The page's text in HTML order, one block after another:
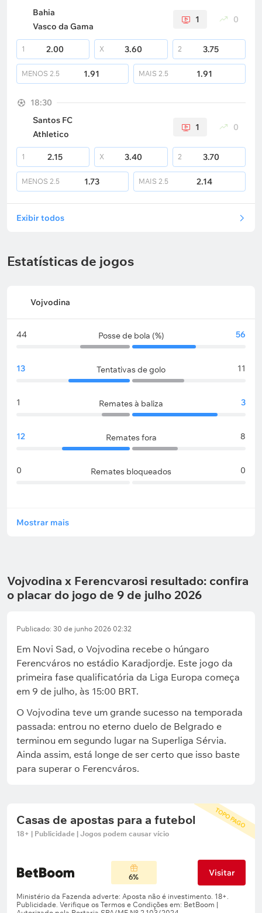
Bahia
Vasco da Gama
1 0
1 2.00 X 3.60 2 3.75
MENOS 2.5 1.91 MAIS 2.5 1.91
18:30
Santos FC
Athletico
1 0
1 2.15 X 3.40 2 3.70
MENOS 2.5 1.73 MAIS 2.5 2.14
Exibir todos
Estatísticas de jogos
Vojvodina
44 Posse de bola (%) 56
13 Tentativas de golo 11
1 Remates à baliza 3
12 Remates fora 8
0 Remates bloqueados 0
Mostrar mais
Vojvodina x Ferencvarosi resultado: confira
o placar do jogo de 9 de julho 2026
Publicado: 30 de junho 2026 02:32
Em Novi Sad, o Vojvodina recebe o húngaro
Ferencváros no estádio Karadjordje. Este jogo da
primeira fase qualificatória da Liga Europa começa
em 9 de julho, às 15:00 BRT.
O Vojvodina teve um grande sucesso na temporada
passada: entrou no eterno duelo de Belgrado e
terminou em segundo lugar na Superliga Sérvia.
Ainda assim, está longe de ser certo que isso baste
para superar o Ferencváros.
TOPO PAGO
Casas de apostas para a futebol
18+ | Publicidade | Jogos podem causar vício
6% Visitar